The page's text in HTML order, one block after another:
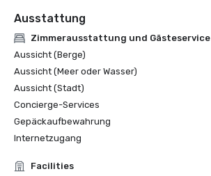
Ausstattung
Zimmerausstattung und Gästeservice
Aussicht (Berge)
Aussicht (Meer oder Wasser)
Aussicht (Stadt)
Concierge-Services
Gepäckaufbewahrung
Internetzugang
Facilities